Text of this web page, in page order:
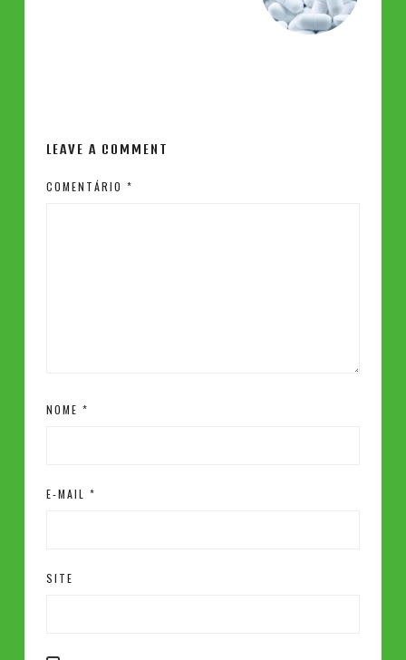
LEAVE A COMMENT
COMENTÁRIO *
NOME *
E-MAIL *
SITE